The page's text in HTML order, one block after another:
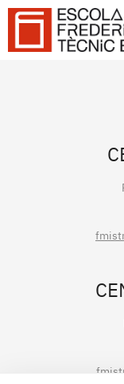
Skip